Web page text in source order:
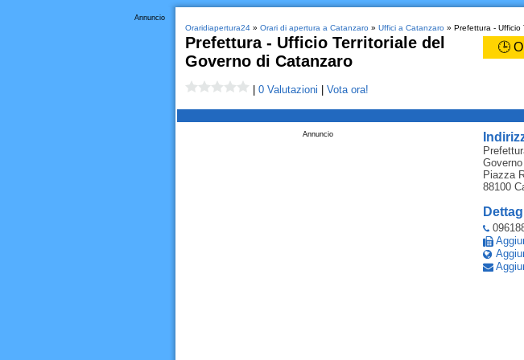
Annuncio
Oraridiapertura24» Orari di apertura a Catanzaro» Uffici a Catanzaro» Prefettura - Ufficio
Prefettura - Ufficio Territoriale del
Governo di Catanzaro
🕒
0 Valutazioni Vota ora!
Piazza
88100
Annuncio